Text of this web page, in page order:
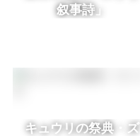
叙事詩」
キュウリの祭典・ズ